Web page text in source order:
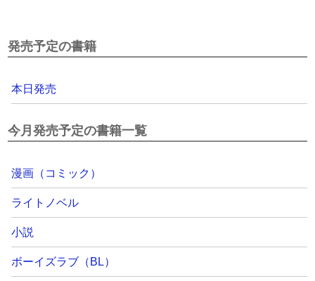
発売予定の書籍
本日発売
今月発売予定の書籍一覧
漫画（コミック）
ライトノベル
小説
ボーイズラブ（BL）